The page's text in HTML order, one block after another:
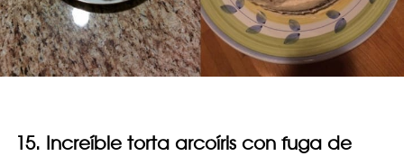
15. Increíble torta arcoíris con fuga de